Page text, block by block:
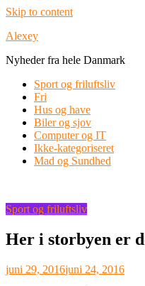
Skip to content
Alexey
Nyheder fra hele Danmark
Sport og friluftsliv
Fri
Hus og have
Biler og sjov
Computer og IT
Ikke-kategoriseret
Mad og Sundhed
Sport og friluftsliv
Her i storbyen er
juni 29, 2016juni 24, 2016